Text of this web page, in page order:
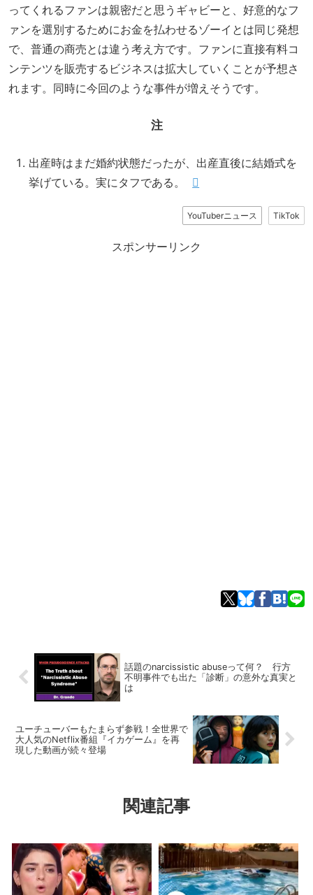
ってくれるファンは親密だと思うギャビーと、好意的なフ
ァンを選別するためにお金を払わせるゾーイとは同じ発想
で、普通の商売とは違う考え方です。ファンに直接有料コ
ンテンツを販売するビジネスは拡大していくことが予想さ
れます。同時に今回のような事件が増えそうです。
注
出産時はまだ婚約状態だったが、出産直後に結婚式を
挙げている。実にタフである。
YouTuberニュース TikTok
スポンサーリンク
話題のnarcissistic abuseって何？ 行方
不明事件でも出た「診断」の意外な真実と
は
ユーチューバーもたまらず参戦！全世界で
大人気のNetflix番組『イカゲーム』を再
現した動画が続々登場
関連記事